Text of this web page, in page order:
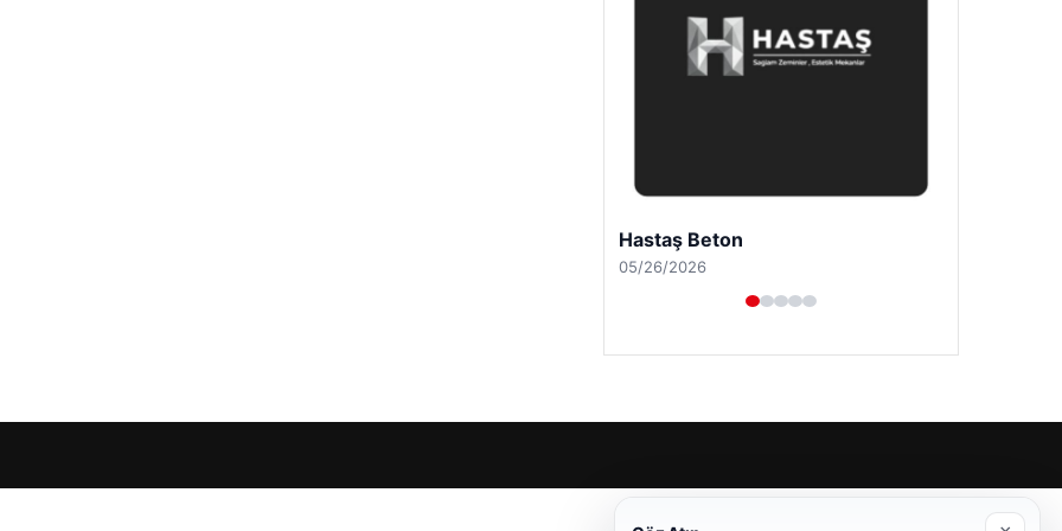
Hastaş Beton
05/26/2026